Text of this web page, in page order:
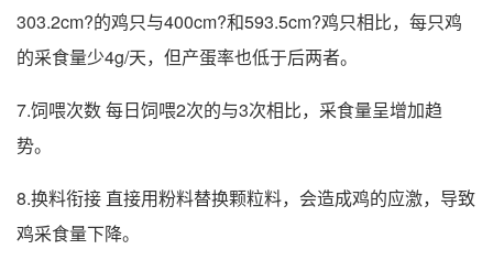
303.2cm?的鸡只与400cm?和593.5cm?鸡只相比，每只鸡
的采食量少4g/天，但产蛋率也低于后两者。
7.饲喂次数 每日饲喂2次的与3次相比，采食量呈增加趋
势。
8.换料衔接 直接用粉料替换颗粒料，会造成鸡的应激，导致
鸡采食量下降。